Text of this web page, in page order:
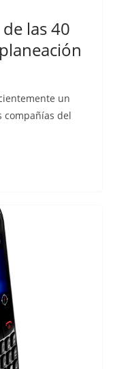
las 40
un
compañías del